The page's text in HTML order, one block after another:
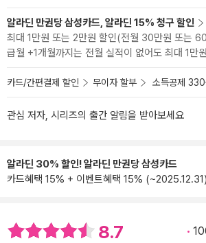
알라딘 만권당 삼성카드, 알라딘 15% 청구 할인
최대 1만원 또는 2만원 할인(전월 30만원 또는
급월 +1개월까지는 전월 실적이 없어도 최대 1만
카드/간편결제 할인 무이자 할부 소득공제 330
관심 저자, 시리즈의 출간 알림을 받아보세요
알라딘 30% 할인! 알라딘 만권당 삼성카드
카드혜택 15% + 이벤트혜택 15% (~2025.12.31)
8.7